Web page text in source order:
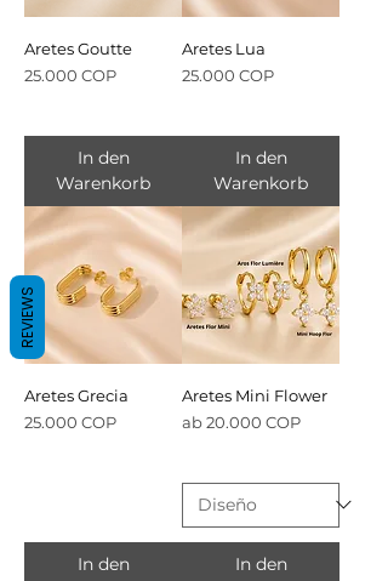
Aretes Goutte
Preis
25.000 COP
In den
Warenkorb
Aretes Lua
Preis
25.000 COP
In den
Warenkorb
Aretes Grecia
Preis
25.000 COP
In den
Aretes Mini Flower
ab20.000 COP
Sale-Preis
In den
REVIEWS